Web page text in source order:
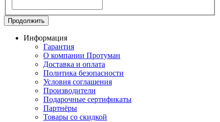
Продолжить
Информация
Гарантия
О компании Протуман
Доставка и оплата
Политика безопасности
Условия соглашения
Производители
Подарочные сертификаты
Партнёры
Товары со скидкой